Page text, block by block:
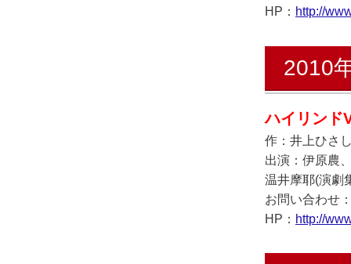
HP： http://
2010
ハイリンド
作：井上ひさ
出演：伊原農
温井摩耶(演劇
お問い合わせ
HP： http://